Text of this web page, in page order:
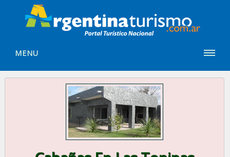
MENU